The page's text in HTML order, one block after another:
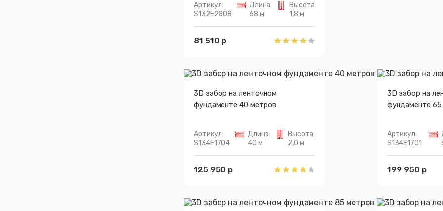
Артикул:
S132E2808
Длина:
68 м
Высота:
1,8 м
81 510 р
3D забор на ленточном
фундаменте 40 метров
Артикул:
S134E1704
Длина:
40 м
Высота:
2,0 м
125 950 р
3D забор на
фундаменте
Артикул:
S134E1701
199 950 р